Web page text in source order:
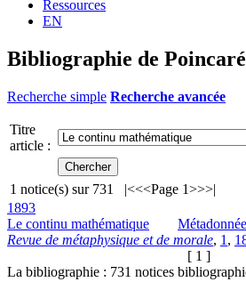
Ressources
EN
Bibliographie de Poincaré
Recherche simple Recherche avancée
Titre
article :
1 notice(s) sur 731 |<<<Page 1>>>|
1893
Le continu mathématique
Revue de métaphysique et de morale, 1 ,
[ 1 ]
La bibliographie : 731 notices